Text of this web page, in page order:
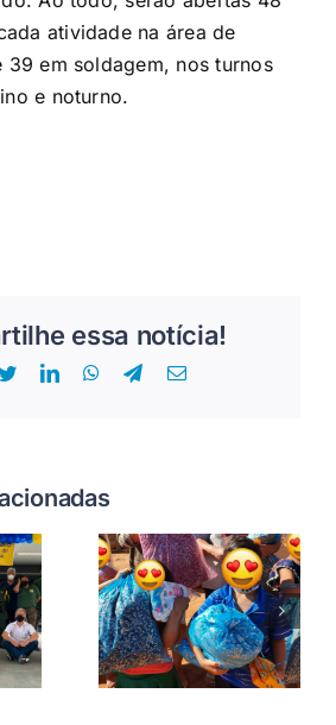
atividade na área de
em soldagem, nos turnos
e noturno.
essa notícia!
TwitterLinkedInWhatsApp
Telegram
E-